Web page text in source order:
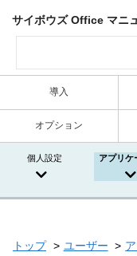
サイボウズ Office マニ
導入
オプション
個人設定 アプリケ
トップ ユーザー